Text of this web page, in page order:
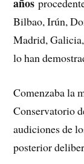
años
Bilbao, Irún,
Madrid,
lo han
Comenzaba la
Conservatorio
audiciones de
posterior